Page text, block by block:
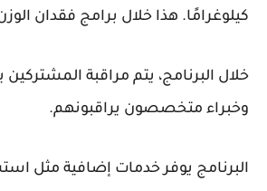
كيلوغرامًا. هذا خلال برامج فقدان
خلال البرنامج، يتم مراقبة
وخبراء متخصصون يراقبونهم.
البرنامج يوفر خدمات إضافية مثل